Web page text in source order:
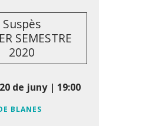
Suspès
SEMESTRE
2020
de juny| 19:00
BLANES